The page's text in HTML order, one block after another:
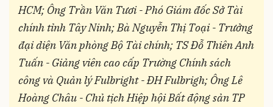
HCM; Ông Trần Văn Tươi - Phó Giám đốc Sở Tài
chính tỉnh Tây Ninh; Bà Nguyễn Thị Toại - Trưởng
đại diện Văn phòng Bộ Tài chính; TS Đỗ Thiên Anh
Tuấn - Giảng viên cao cấp Trường Chính sách
công và Quản lý Fulbright - ĐH Fulbrigh; Ông Lê
Hoàng Châu - Chủ tịch Hiệp hội Bất động sản TP